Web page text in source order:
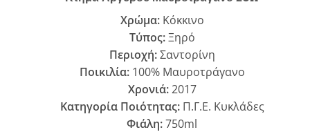
Χρώμα: Κόκκινο
Τύπος:Ξηρό
Περιοχή:Σαντορίνη
Ποικιλία:100% Μαυροτράγανο
Χρονιά:2017
Κατηγορία Ποιότητας:Π.Γ.Ε. Κυκλάδες
Φιάλη:750ml